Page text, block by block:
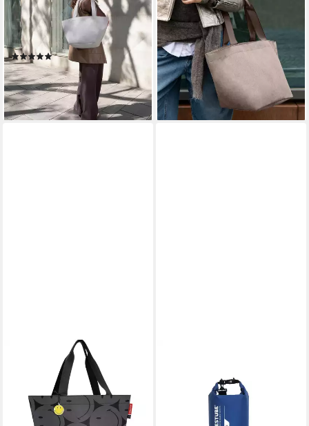
CORD, 15 Liter, Grau,
Polyester, (1-tlg),
Wasserabweisend
(3)
30,79 €
lieferbar - in 2-3 Werktagen bei dir
Liter, Braun, Polyester,
Wasserabweisend
36,89 €
lieferbar - in 2-3 Werktagen bei dir